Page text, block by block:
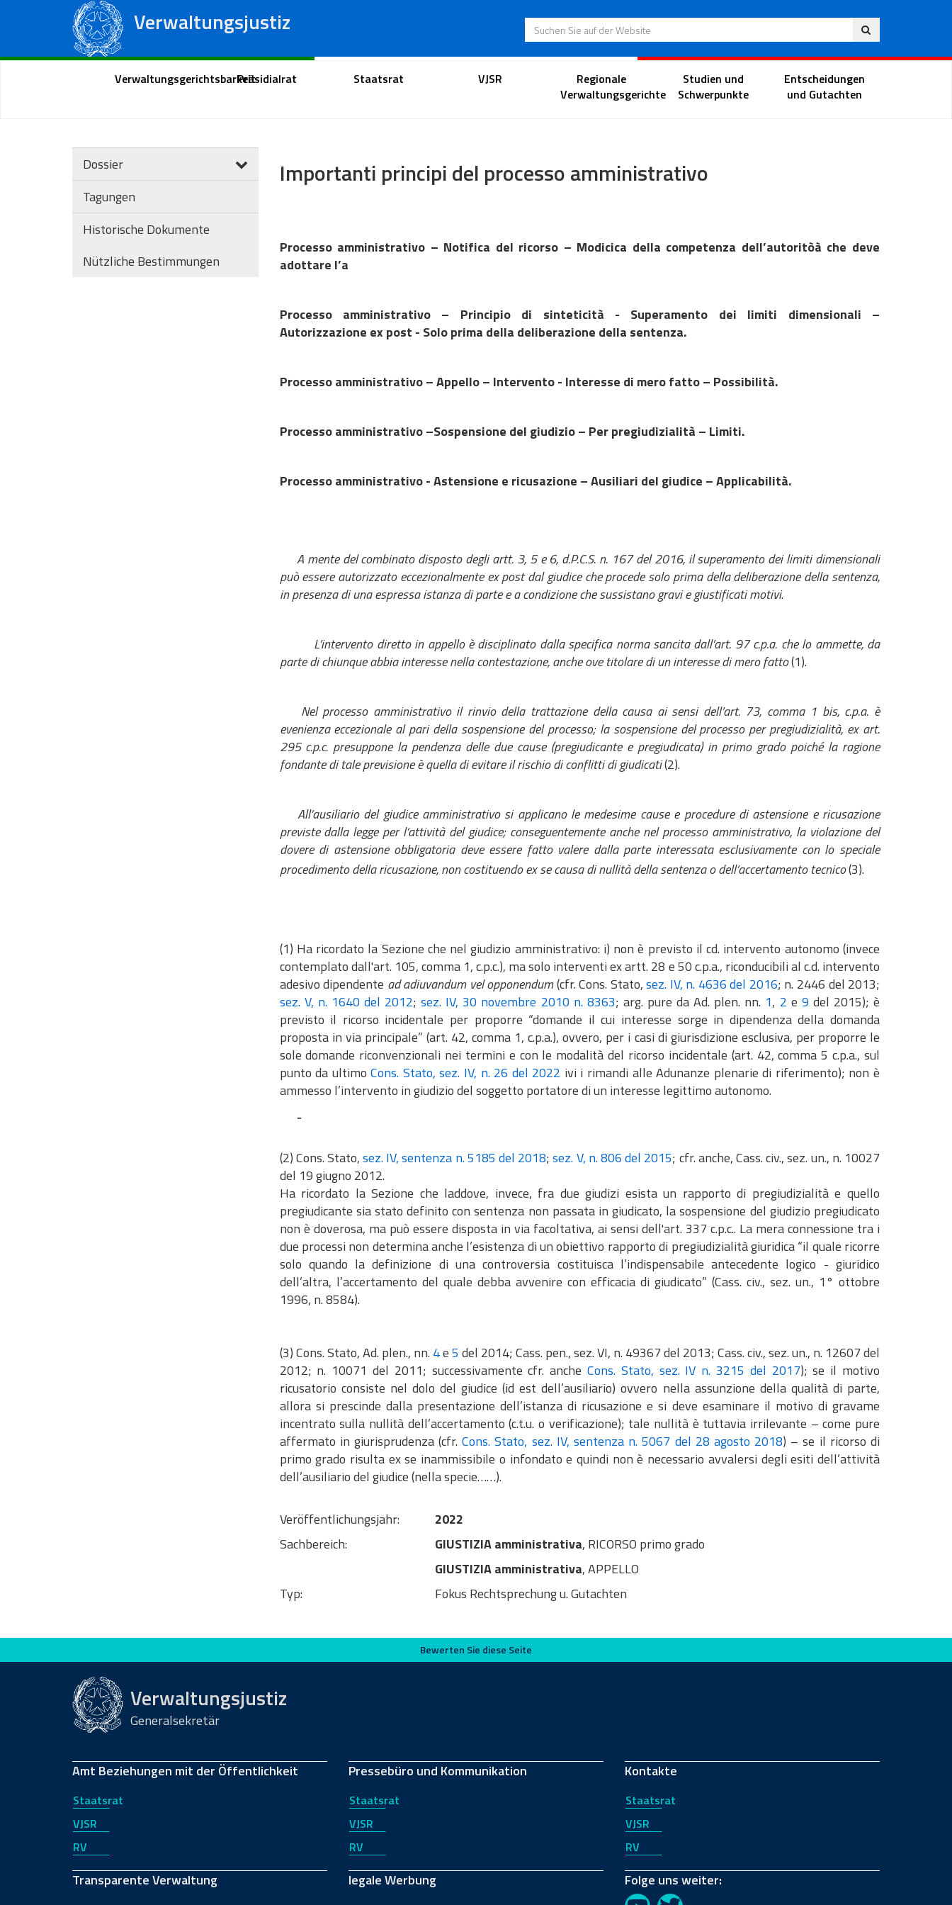
Verwaltungsjustiz
Regionale Verwaltungsgerichte
Deu
Suchen Sie auf der Website
Portal des Bürgers Anwaltsportal Richterportal
VerwaltungsgerichtsbarkeitPräsidialrat Staatsrat VJSR
Regionale
Verwaltungsgerichte
Studien und
Schwerpunkte
Entscheidungen
und Gutachten
Dossier
Tagungen
Historische Dokumente
Nützliche Bestimmungen
Importanti principi del processo amministrativo
Processo amministrativo – Notifica del ricorso – Modicica della competenza dell’autoritòà che deve
adottare l’a
Processo amministrativo – Principio di sinteticità - Superamento dei limiti dimensionali –
Autorizzazione ex post - Solo prima della deliberazione della sentenza.
Processo amministrativo – Appello – Intervento - Interesse di mero fatto – Possibilità.
Processo amministrativo –Sospensione del giudizio – Per pregiudizialità – Limiti.
Processo amministrativo - Astensione e ricusazione – Ausiliari del giudice – Applicabilità.
A mente del combinato disposto degli artt. 3, 5 e 6, d.P.C.S. n. 167 del 2016, il superamento dei limiti dimensionali
può essere autorizzato eccezionalmente ex post dal giudice che procede solo prima della deliberazione della sentenza,
in presenza di una espressa istanza di parte e a condizione che sussistano gravi e giustificati motivi.
L’intervento diretto in appello è disciplinato dalla specifica norma sancita dall’art. 97 c.p.a. che lo ammette, da
parte di chiunque abbia interesse nella contestazione, anche ove titolare di un interesse di mero fatto(1).
Nel processo amministrativo il rinvio della trattazione della causa ai sensi dell’art. 73, comma 1 bis, c.p.a. è
evenienza eccezionale al pari della sospensione del processo; la sospensione del processo per pregiudizialità, ex art.
295 c.p.c. presuppone la pendenza delle due cause (pregiudicante e pregiudicata) in primo grado poiché la ragione
fondante di tale previsione è quella di evitare il rischio di conflitti di giudicati(2).
All’ausiliario del giudice amministrativo si applicano le medesime cause e procedure di astensione e ricusazione
previste dalla legge per l’attività del giudice; conseguentemente anche nel processo amministrativo, la violazione del
dovere di astensione obbligatoria deve essere fatto valere dalla parte interessata esclusivamente con lo speciale
procedimento della ricusazione, non costituendo ex se causa di nullità della sentenza o dell’accertamento tecnico(3).
(1) Ha ricordato la Sezione che nel giudizio amministrativo: i) non è previsto il cd. intervento autonomo (invece
contemplato dall'art. 105, comma 1, c.p.c.), ma solo interventi ex artt. 28 e 50 c.p.a., riconducibili al c.d. intervento
adesivo dipendente ad adiuvandum vel opponendum(cfr. Cons. Stato,sez. IV, n. 4636 del 2016; n. 2446 del 2013;
sez. V, n. 1640 del 2012;sez. IV, 30 novembre 2010 n. 8363; arg. pure da Ad. plen. nn. 1, 2 e 9 del 2015); è
previsto il ricorso incidentale per proporre “domande il cui interesse sorge in dipendenza della domanda
proposta in via principale” (art. 42, comma 1, c.p.a.), ovvero, per i casi di giurisdizione esclusiva, per proporre le
sole domande riconvenzionali nei termini e con le modalità del ricorso incidentale (art. 42, comma 5 c.p.a., sul
punto da ultimo Cons. Stato, sez. IV, n. 26 del 2022 ivi i rimandi alle Adunanze plenarie di riferimento); non è
ammesso l’intervento in giudizio del soggetto portatore di un interesse legittimo autonomo.
-
(2) Cons. Stato,sez. IV, sentenza n. 5185 del 2018;sez. V, n. 806 del 2015; cfr. anche, Cass. civ., sez. un., n. 10027
del 19 giugno 2012.
Ha ricordato la Sezione che laddove, invece, fra due giudizi esista un rapporto di pregiudizialità e quello
pregiudicante sia stato definito con sentenza non passata in giudicato, la sospensione del giudizio pregiudicato
non è doverosa, ma può essere disposta in via facoltativa, ai sensi dell'art. 337 c.p.c.. La mera connessione tra i
due processi non determina anche l’esistenza di un obiettivo rapporto di pregiudizialità giuridica “il quale ricorre
solo quando la definizione di una controversia costituisca l’indispensabile antecedente logico - giuridico
dell’altra, l’accertamento del quale debba avvenire con efficacia di giudicato” (Cass. civ., sez. un., 1° ottobre
1996, n. 8584).
(3) Cons. Stato, Ad. plen., nn. 4e5 del 2014; Cass. pen., sez. VI, n. 49367 del 2013; Cass. civ., sez. un., n. 12607 del
2012; n. 10071 del 2011; successivamente cfr. anche Cons. Stato, sez. IV n. 3215 del 2017); se il motivo
ricusatorio consiste nel dolo del giudice (id est dell’ausiliario) ovvero nella assunzione della qualità di parte,
allora si prescinde dalla presentazione dell’istanza di ricusazione e si deve esaminare il motivo di gravame
incentrato sulla nullità dell’accertamento (c.t.u. o verificazione); tale nullità è tuttavia irrilevante – come pure
affermato in giurisprudenza (cfr.Cons. Stato, sez. IV, sentenza n. 5067 del 28 agosto 2018) – se il ricorso di
primo grado risulta ex se inammissibile o infondato e quindi non è necessario avvalersi degli esiti dell’attività
dell’ausiliario del giudice (nella specie……).
Veröffentlichungsjahr:
2022
Sachbereich:
GIUSTIZIA amministrativa, RICORSO primo grado
GIUSTIZIA amministrativa, APPELLO
Typ:
Fokus Rechtsprechung u. Gutachten
Bewerten Sie diese Seite Bewerten Sie diese Seite
Verwaltungsjustiz
Generalsekretär
Amt Beziehungen mit der Öffentlichkeit
Staatsrat
VJSR
RV
Transparente Verwaltung
Pressebüro und Kommunikation
Staatsrat
VJSR
RV
legale Werbung
Kontakte
Staatsrat
VJSR
RV
Folge uns weiter: